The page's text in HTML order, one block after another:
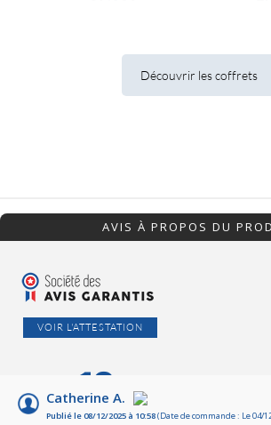
Découvrir les coffrets
AVIS À PROPOS DU
VOIR L'ATTESTATION
10/10
Catherine A.
Publié le 08/12/2025 à 10:58(Date de commande : Le 04/